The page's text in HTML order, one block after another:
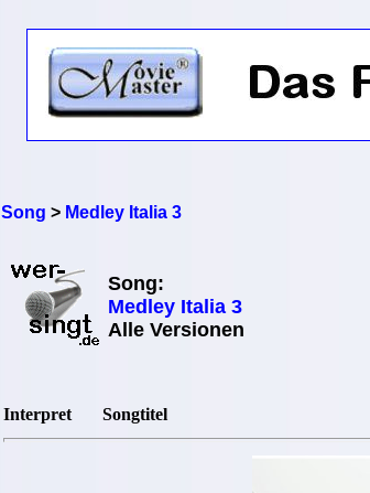
Song > Medley Italia 3
Song:
Medley Italia 3
Alle Versionen
Interpret Songtitel